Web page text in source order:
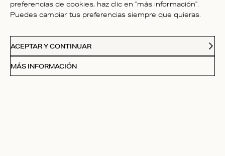
ATENCIÓN AL CLIENTE
preferencias de cookies, haz clic en "más información".
Puedes cambiar tus preferencias siempre que quieras.
ACEPTAR Y CONTINUAR
MÁS INFORMACIÓN